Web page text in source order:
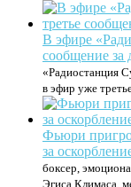
В эфире
сообщение за
«Радиостанция
в эфир уже
Фьюри
за
боксер,
Эгиса Климаса,